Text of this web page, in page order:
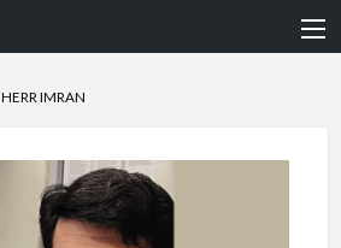
HERR IMRAN